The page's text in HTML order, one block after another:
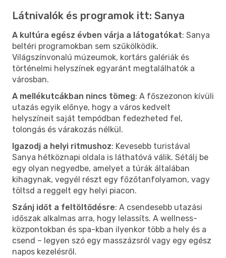
Látnivalók és programok itt: Sanya
A kultúra egész évben várja a látogatókat: Sanya
beltéri programokban sem szűkölködik.
Világszínvonalú múzeumok, kortárs galériák és
történelmi helyszínek egyaránt megtalálhatók a
városban.
A mellékutcákban nincs tömeg: A főszezonon kívüli
utazás egyik előnye, hogy a város kedvelt
helyszíneit saját tempódban fedezheted fel,
tolongás és várakozás nélkül.
Igazodj a helyi ritmushoz: Kevesebb turistával
Sanya hétköznapi oldala is láthatóvá válik. Sétálj be
egy olyan negyedbe, amelyet a túrák általában
kihagynak, vegyél részt egy főzőtanfolyamon, vagy
töltsd a reggelt egy helyi piacon.
Szánj időt a feltöltődésre: A csendesebb utazási
időszak alkalmas arra, hogy lelassíts. A wellness-
központokban és spa-kban ilyenkor több a hely és a
csend – legyen szó egy masszázsról vagy egy egész
napos kezelésről.